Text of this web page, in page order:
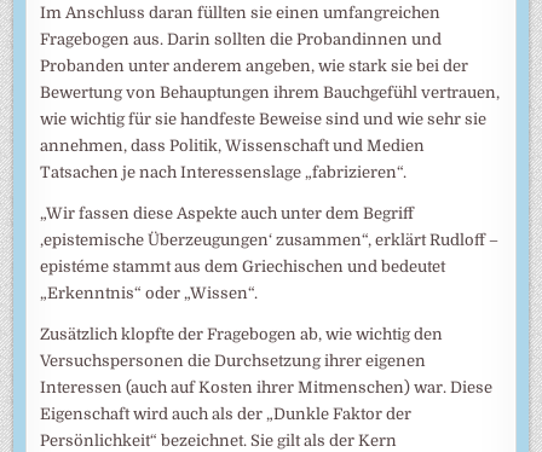
Im Anschluss daran füllten sie einen umfangreichen
Fragebogen aus. Darin sollten die Probandinnen und
Probanden unter anderem angeben, wie stark sie bei der
Bewertung von Behauptungen ihrem Bauchgefühl vertrauen,
wie wichtig für sie handfeste Beweise sind und wie sehr sie
annehmen, dass Politik, Wissenschaft und Medien
Tatsachen je nach Interessenslage „fabrizieren“.
„Wir fassen diese Aspekte auch unter dem Begriff
‚epistemische Überzeugungen‘ zusammen“, erklärt Rudloff –
epistéme stammt aus dem Griechischen und bedeutet
„Erkenntnis“ oder „Wissen“.
Zusätzlich klopfte der Fragebogen ab, wie wichtig den
Versuchspersonen die Durchsetzung ihrer eigenen
Interessen (auch auf Kosten ihrer Mitmenschen) war. Diese
Eigenschaft wird auch als der „Dunkle Faktor der
Persönlichkeit“ bezeichnet. Sie gilt als der Kern